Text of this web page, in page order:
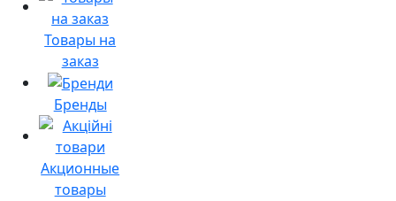
Товары на
заказ
Бренды
Акционные
товары